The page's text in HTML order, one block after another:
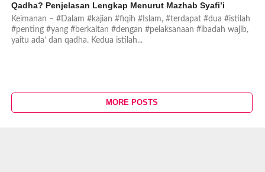
Qadha? Penjelasan Lengkap Menurut Mazhab Syafi’i
Keimanan – #Dalam #kajian #fiqih #Islam, #terdapat #dua #istilah
#penting #yang #berkaitan #dengan #pelaksanaan #ibadah wajib,
yaitu ada’ dan qadha. Kedua istilah...
MORE POSTS